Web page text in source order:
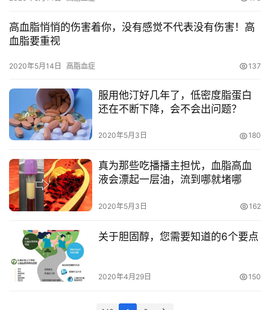
血
管
血
管
康
问
诊
高血脂悄悄的伤害着你，没有感觉不代表没有伤害！高
血脂要重视
2020年5月14日 高脂血症 137
服用他汀好几年了，低密度脂蛋白
还在不断下降，会不会出问题？
2020年5月3日 180
真为那些吃播播主担忧，血脂高血
液会漂起一层油，流到哪就堵哪
2020年5月3日 162
关于胆固醇，您需要知道的6个要点
2020年4月29日 150